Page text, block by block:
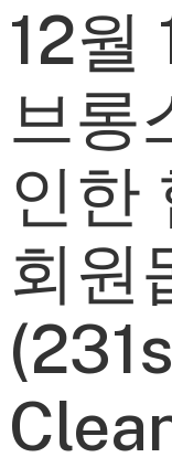
12월
브롱
인한
회원